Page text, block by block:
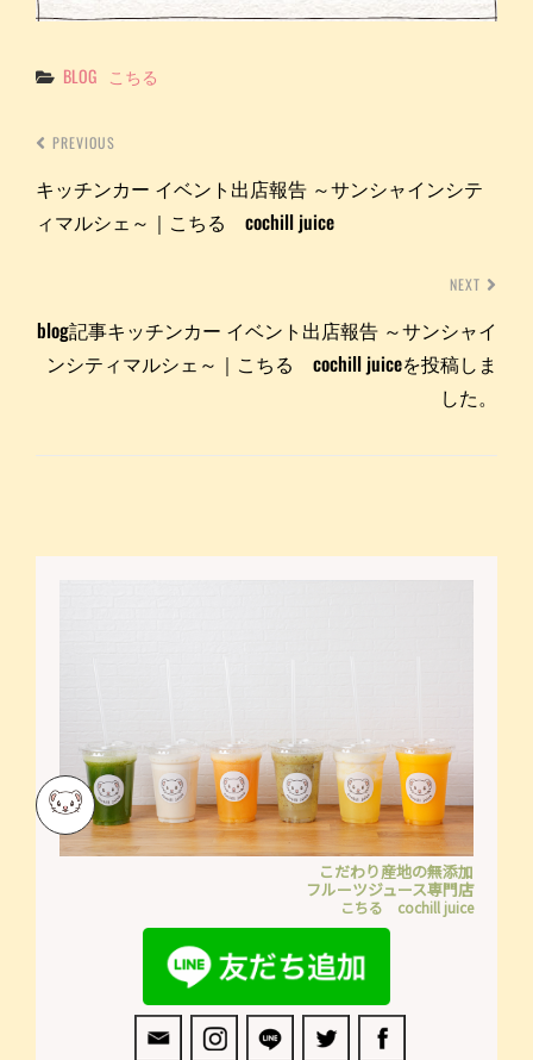
Categories
BLOG こちる
PREVIOUS
キッチンカー イベント出店報告 ～サンシャインシテ
ィマルシェ～｜こちる cochill juice
NEXT
blog記事キッチンカー イベント出店報告 ～サンシャイ
ンシティマルシェ～｜こちる cochill juiceを投稿しま
した。
こだわり産地の無添加
フルーツジュース専門店
こちる cochill juice